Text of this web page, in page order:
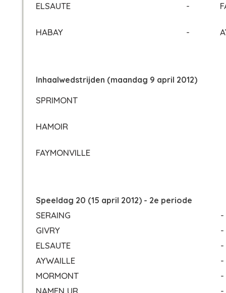
ELSAUTE -
HABAY -
Inhaalwedstrijden (maandag 9 april 2012)
SPRIMONT
HAMOIR
FAYMONVILLE
Speeldag 20 (15 april 2012) - 2e periode
SERAING
-
GIVRY
-
ELSAUTE
-
AYWAILLE
-
MORMONT
-
NAMEN UR
-